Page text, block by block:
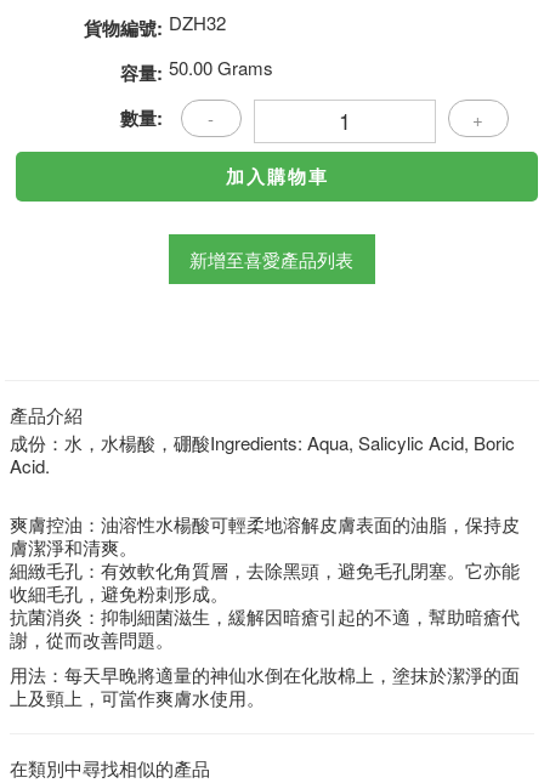
貨物編號: DZH32
容量: 50.00 Grams
數量: - +
新增至喜愛產品列表
產品介紹
成份：水，水楊酸，硼酸Ingredients: Aqua, Salicylic Acid, Boric
Acid.
爽膚控油：油溶性水楊酸可輕柔地溶解皮膚表面的油脂，保持皮
膚潔淨和清爽。
細緻毛孔：有效軟化角質層，去除黑頭，避免毛孔閉塞。它亦能
收細毛孔，避免粉刺形成。
抗菌消炎：抑制細菌滋生，緩解因暗瘡引起的不適，幫助暗瘡代
謝，從而改善問題。
用法：每天早晚將適量的神仙水倒在化妝棉上，塗抹於潔淨的面
上及頸上，可當作爽膚水使用。
在類別中尋找相似的產品